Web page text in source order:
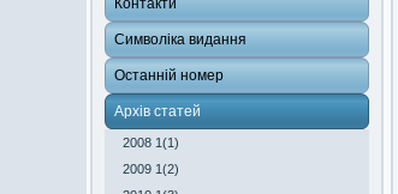
Контакти
Символіка видання
Останній номер
Архів статей
2008 1(1)
2009 1(2)